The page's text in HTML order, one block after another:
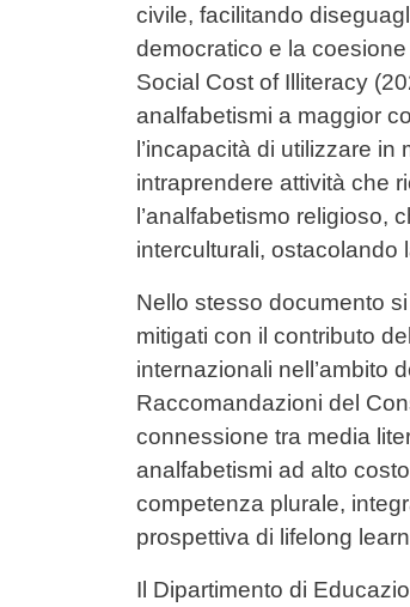
civile, facilitando
democratico e la
Social Cost of Illiteracy
analfabetismi a maggior
l’incapacità di utilizzare
intraprendere attività che
l’analfabetismo religioso,
interculturali, ostacolando
Nello stesso documento
mitigati con il contributo
internazionali nell’ambito
Raccomandazioni del
connessione tra media
analfabetismi ad alto
competenza plurale,
prospettiva di lifelong
Il Dipartimento di